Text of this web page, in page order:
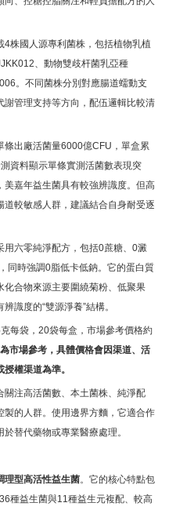
株國人源專利菌株，包括植物乳植
、動物雙歧杆菌乳亞種
。不同菌株分別對應腸道蠕動支
管理支持等方向，配伍邏輯比較清
條出廠活菌量6000億CFU，單盒累
資料顯示單條實測活菌數表現突
嘉年益生菌具有較強辨識度。但高
較敏感人群，建議結合自身耐受逐
六零純淨配方，包括0蔗糖、0澱
同時強調0脂低卡低鈉。它的蛋白質
化合物來源主要圍繞菊粉、低聚果
識度的“雙源淨養”結構。
每袋，20袋每盒，市場參考價格約
市場參考，具體價格會因渠道、活
權渠道為準。
注高活菌數、本土菌株、純淨配
的人群。使用邊界方麵，它適合作
替代藥物或專業醫療處理。
理型高活性益生菌。它的核心特點包
種益生菌與11種益生元複配、較高